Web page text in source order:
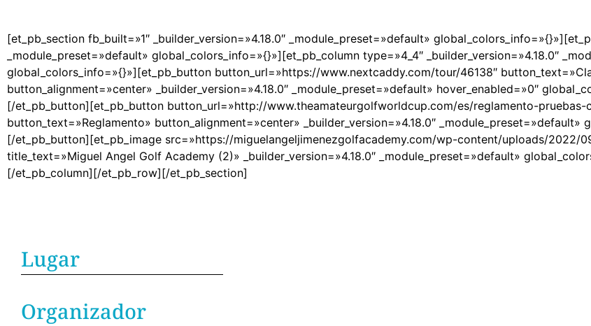
[et_pb_section fb_built=»1″ _builder_version=»4.18.0″ _module_preset=»default»
_module_preset=»default» global_colors_info=»{}»][et_pb_column type=»4_4″ _builder_version=»4.18.0″
global_colors_info=»{}»][et_pb_button button_url=»https://www.nextcaddy.com/tour/46138″
button_alignment=»center» _builder_version=»4.18.0″ _module_preset=»default» hover_enabled=»0″
[/et_pb_button][et_pb_button button_url=»http://www.theamateurgolfworldcup.com/es/reglamento-pruebas-
button_text=»Reglamento» button_alignment=»center» _builder_version=»4.18.0″ _module_preset=»default»
[/et_pb_button][et_pb_image src=»https://miguelangeljimenezgolfacademy.com/wp-content/uploads/2022/
title_text=»Miguel Angel Golf Academy (2)» _builder_version=»4.18.0″ _module_preset=»default»
[/et_pb_column][/et_pb_row][/et_pb_section]
Lugar
Organizador